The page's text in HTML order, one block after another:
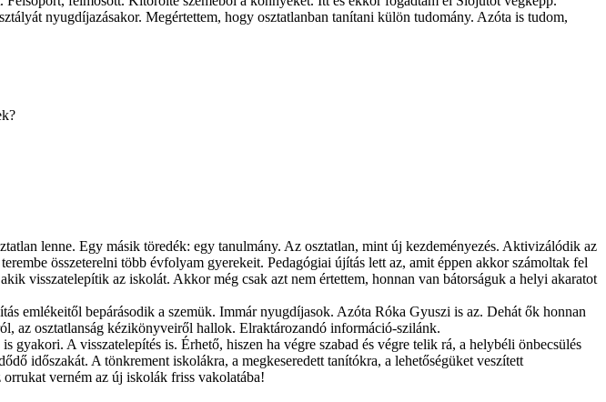
nyugdíjazásakor. Megértettem, hogy osztatlanban tanítani külön tudomány. Azóta is tudom,
lenne. Egy másik töredék: egy tanulmány. Az osztatlan, mint új kezdeményezés. Aktivizálódik az
összeterelni több évfolyam gyerekeit. Pedagógiai újítás lett az, amit éppen akkor számoltak fel
visszatelepítik az iskolát. Akkor még csak azt nem értettem, honnan van bátorságuk a helyi akaratot
emlékeitől bepárásodik a szemük. Immár nyugdíjasok. Azóta Róka Gyuszi is az. Dehát ők honnan
az osztatlanság kézikönyveiről hallok. Elraktározandó információ-szilánk.
A visszatelepítés is. Érhető, hiszen ha végre szabad és végre telik rá, a helybéli önbecsülés
időszakát. A tönkrement iskolákra, a megkeseredett tanítókra, a lehetőségüket veszített
verném az új iskolák friss vakolatába!